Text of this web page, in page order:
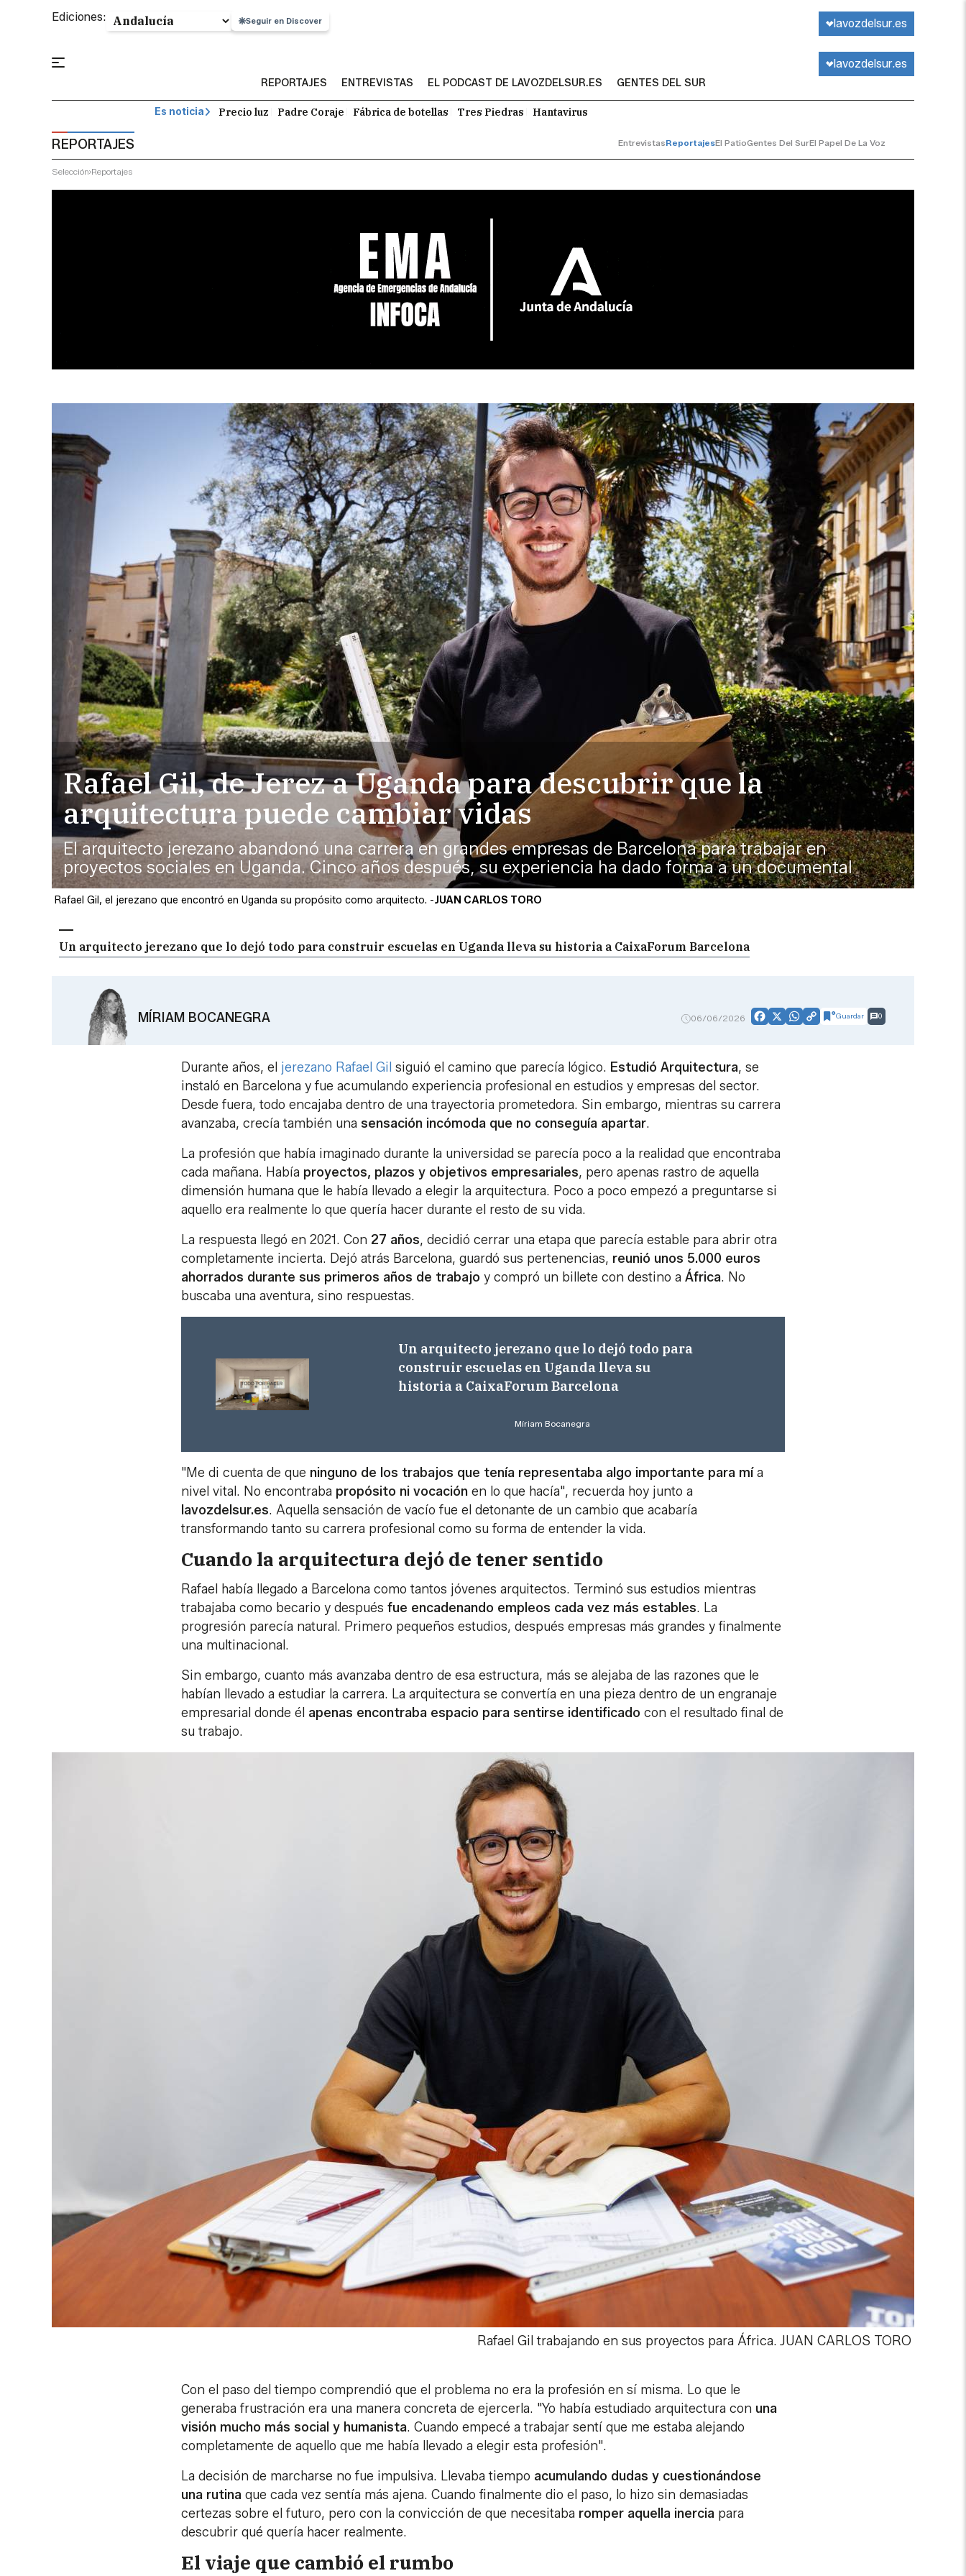
Ediciones: Seguir en Discover lavozdelsur.es
lavozdelsur.es
REPORTAJES ENTREVISTAS EL PODCAST DE LAVOZDELSUR.ES GENTES DEL SUR
Es noticia Precio luz Padre Coraje Fábrica de botellas Tres Piedras Hantavirus
REPORTAJES EntrevistasReportajesEl PatioGentes Del SurEl Papel De La Voz
Selección Reportajes
Rafael Gil, el jerezano que encontró en Uganda su propósito como arquitecto. -JUAN CARLOS TORO
Rafael Gil, de Jerez a Uganda para descubrir que la
arquitectura puede cambiar vidas
El arquitecto jerezano abandonó una carrera en grandes empresas de Barcelona para trabajar en
proyectos sociales en Uganda. Cinco años después, su experiencia ha dado forma a un documental
Un arquitecto jerezano que lo dejó todo para construir escuelas en Uganda lleva su historia a CaixaForum Barcelona
MÍRIAM BOCANEGRA 06/06/2026 Facebook
X WhatsApp
CopyGuardar 0
Durante años, el jerezano Rafael Gil siguió el camino que parecía lógico. Estudió Arquitectura, se
instaló en Barcelona y fue acumulando experiencia profesional en estudios y empresas del sector.
Desde fuera, todo encajaba dentro de una trayectoria prometedora. Sin embargo, mientras su carrera
avanzaba, crecía también una sensación incómoda que no conseguía apartar.
La profesión que había imaginado durante la universidad se parecía poco a la realidad que encontraba
cada mañana. Había proyectos, plazos y objetivos empresariales, pero apenas rastro de aquella
dimensión humana que le había llevado a elegir la arquitectura. Poco a poco empezó a preguntarse si
aquello era realmente lo que quería hacer durante el resto de su vida.
La respuesta llegó en 2021. Con 27 años, decidió cerrar una etapa que parecía estable para abrir otra
completamente incierta. Dejó atrás Barcelona, guardó sus pertenencias, reunió unos 5.000 euros
ahorrados durante sus primeros años de trabajo y compró un billete con destino a África. No
buscaba una aventura, sino respuestas.
Un arquitecto jerezano que lo dejó todo para
construir escuelas en Uganda lleva su
historia a CaixaForum Barcelona
Míriam Bocanegra
"Me di cuenta de que ninguno de los trabajos que tenía representaba algo importante para mía
nivel vital. No encontraba propósito ni vocación en lo que hacía", recuerda hoy junto a
lavozdelsur.es. Aquella sensación de vacío fue el detonante de un cambio que acabaría
transformando tanto su carrera profesional como su forma de entender la vida.
Cuando la arquitectura dejó de tener sentido
Rafael había llegado a Barcelona como tantos jóvenes arquitectos. Terminó sus estudios mientras
trabajaba como becario y después fue encadenando empleos cada vez más estables. La
progresión parecía natural. Primero pequeños estudios, después empresas más grandes y finalmente
una multinacional.
Sin embargo, cuanto más avanzaba dentro de esa estructura, más se alejaba de las razones que le
habían llevado a estudiar la carrera. La arquitectura se convertía en una pieza dentro de un engranaje
empresarial donde él apenas encontraba espacio para sentirse identificado con el resultado final de
su trabajo.
Rafael Gil trabajando en sus proyectos para África. JUAN CARLOS TORO
Con el paso del tiempo comprendió que el problema no era la profesión en sí misma. Lo que le
generaba frustración era una manera concreta de ejercerla. "Yo había estudiado arquitectura con una
visión mucho más social y humanista. Cuando empecé a trabajar sentí que me estaba alejando
completamente de aquello que me había llevado a elegir esta profesión".
La decisión de marcharse no fue impulsiva. Llevaba tiempo acumulando dudas y cuestionándose
una rutina que cada vez sentía más ajena. Cuando finalmente dio el paso, lo hizo sin demasiadas
certezas sobre el futuro, pero con la convicción de que necesitaba romper aquella inercia para
descubrir qué quería hacer realmente.
El viaje que cambió el rumbo